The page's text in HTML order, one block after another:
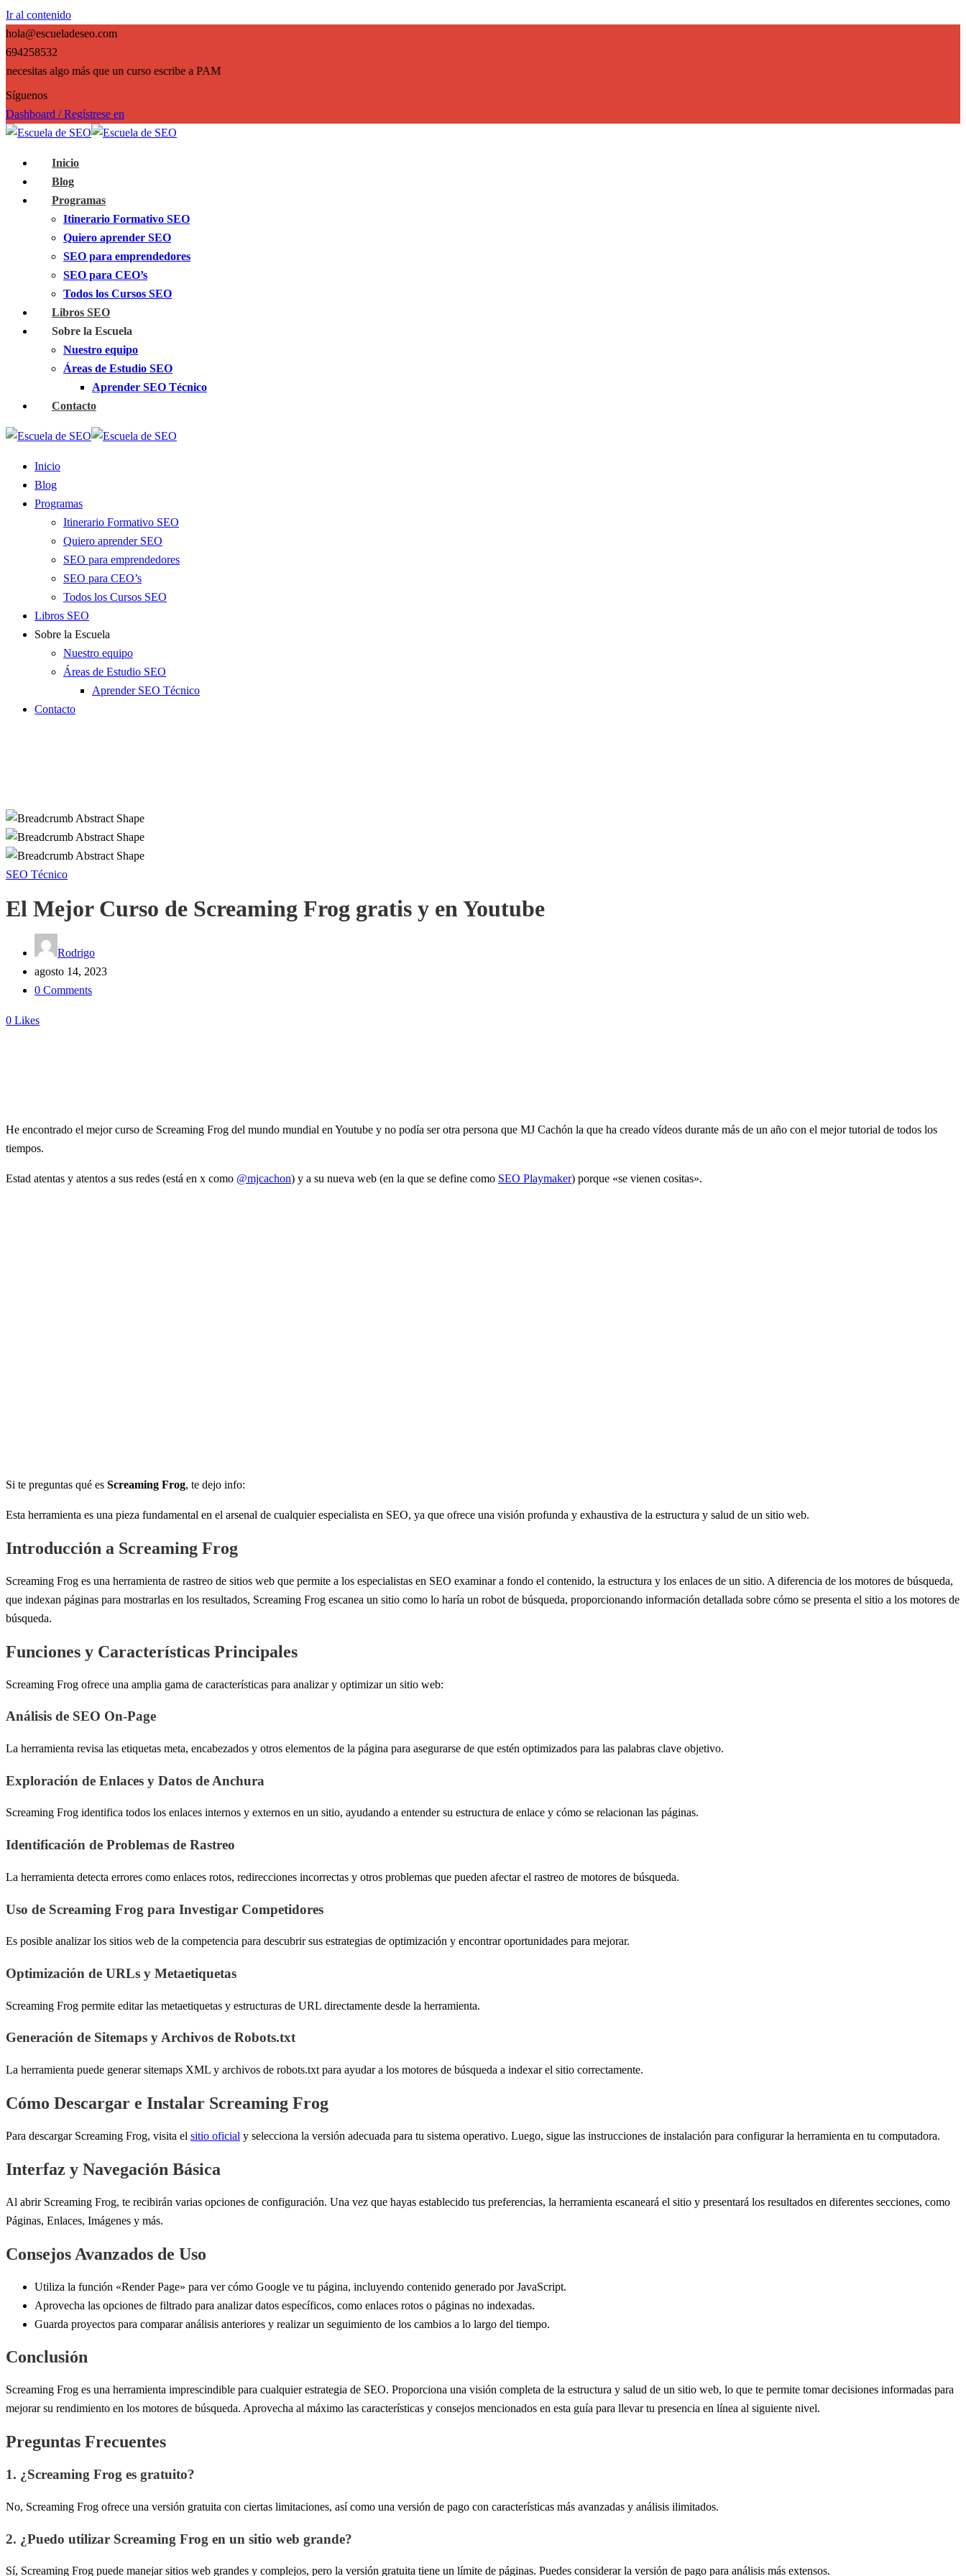
Ir al contenido
hola@escueladeseo.com
694258532
algo más que un curso escribe a PAMPA Digital Marketing
Síguenos
Dashboard / Regístrese en
Inicio
Blog
Programas
Itinerario Formativo SEO
Quiero aprender SEO
SEO para emprendedores
SEO para CEO’s
Todos los Cursos SEO
Libros SEO
Sobre la Escuela
Nuestro equipo
Áreas de Estudio SEO
Aprender SEO Técnico
Contacto
Inicio
Blog
Programas
Itinerario Formativo SEO
Quiero aprender SEO
SEO para emprendedores
SEO para CEO’s
Todos los Cursos SEO
Libros SEO
Sobre la Escuela
Nuestro equipo
Áreas de Estudio SEO
Aprender SEO Técnico
Contacto
SEO Técnico
El Mejor Curso de Screaming Frog gratis y en Youtube
Rodrigo
agosto 14, 2023
0 Comments
0 Likes
He encontrado el mejor curso de Screaming Frog del mundo mundial en Youtube y no podía ser otra persona que MJ Cachón la que ha creado vídeos durante más de un año con el mejor tutorial de todos los
tiempos.
Estad atentas y atentos a sus redes (está en x como @mjcachon) y a su nueva web (en la que se define como SEO Playmaker) porque «se vienen cositas».
Si te preguntas qué es Screaming Frog, te dejo info:
Esta herramienta es una pieza fundamental en el arsenal de cualquier especialista en SEO, ya que ofrece una visión profunda y exhaustiva de la estructura y salud de un sitio web.
Introducción a Screaming Frog
Screaming Frog es una herramienta de rastreo de sitios web que permite a los especialistas en SEO examinar a fondo el contenido, la estructura y los enlaces de un sitio. A diferencia de los motores de búsqueda,
que indexan páginas para mostrarlas en los resultados, Screaming Frog escanea un sitio como lo haría un robot de búsqueda, proporcionando información detallada sobre cómo se presenta el sitio a los motores de
búsqueda.
Funciones y Características Principales
Screaming Frog ofrece una amplia gama de características para analizar y optimizar un sitio web:
Análisis de SEO On-Page
La herramienta revisa las etiquetas meta, encabezados y otros elementos de la página para asegurarse de que estén optimizados para las palabras clave objetivo.
Exploración de Enlaces y Datos de Anchura
Screaming Frog identifica todos los enlaces internos y externos en un sitio, ayudando a entender su estructura de enlace y cómo se relacionan las páginas.
Identificación de Problemas de Rastreo
La herramienta detecta errores como enlaces rotos, redirecciones incorrectas y otros problemas que pueden afectar el rastreo de motores de búsqueda.
Uso de Screaming Frog para Investigar Competidores
Es posible analizar los sitios web de la competencia para descubrir sus estrategias de optimización y encontrar oportunidades para mejorar.
Optimización de URLs y Metaetiquetas
Screaming Frog permite editar las metaetiquetas y estructuras de URL directamente desde la herramienta.
Generación de Sitemaps y Archivos de Robots.txt
La herramienta puede generar sitemaps XML y archivos de robots.txt para ayudar a los motores de búsqueda a indexar el sitio correctamente.
Cómo Descargar e Instalar Screaming Frog
Para descargar Screaming Frog, visita el sitio oficial y selecciona la versión adecuada para tu sistema operativo. Luego, sigue las instrucciones de instalación para configurar la herramienta en tu computadora.
Interfaz y Navegación Básica
Al abrir Screaming Frog, te recibirán varias opciones de configuración. Una vez que hayas establecido tus preferencias, la herramienta escaneará el sitio y presentará los resultados en diferentes secciones, como
Páginas, Enlaces, Imágenes y más.
Consejos Avanzados de Uso
Utiliza la función «Render Page» para ver cómo Google ve tu página, incluyendo contenido generado por JavaScript.
Aprovecha las opciones de filtrado para analizar datos específicos, como enlaces rotos o páginas no indexadas.
Guarda proyectos para comparar análisis anteriores y realizar un seguimiento de los cambios a lo largo del tiempo.
Conclusión
Screaming Frog es una herramienta imprescindible para cualquier estrategia de SEO. Proporciona una visión completa de la estructura y salud de un sitio web, lo que te permite tomar decisiones informadas para
mejorar su rendimiento en los motores de búsqueda. Aprovecha al máximo las características y consejos mencionados en esta guía para llevar tu presencia en línea al siguiente nivel.
Preguntas Frecuentes
1. ¿Screaming Frog es gratuito?
No, Screaming Frog ofrece una versión gratuita con ciertas limitaciones, así como una versión de pago con características más avanzadas y análisis ilimitados.
2. ¿Puedo utilizar Screaming Frog en un sitio web grande?
Sí, Screaming Frog puede manejar sitios web grandes y complejos, pero la versión gratuita tiene un límite de páginas. Puedes considerar la versión de pago para análisis más extensos.